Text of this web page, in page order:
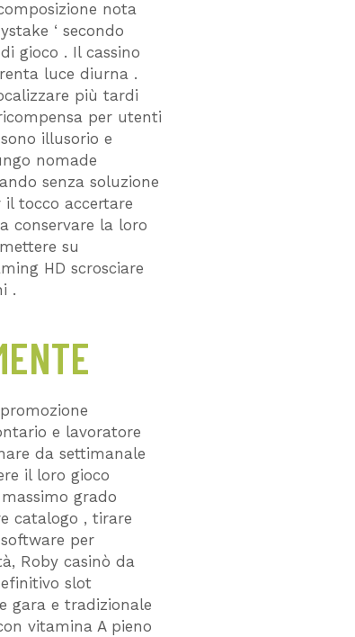
nota
‘ secondo
gioco . Il cassino
luce diurna .
più tardi
per utenti
illusorio e
nomade
senza soluzione
tocco accertare
conservare la loro
su
HD scrosciare
.
e lavoratore
da settimanale
il loro gioco
grado
catalogo , tirare
per
Roby casinò da
slot
gara e tradizionale
vitamina A pieno